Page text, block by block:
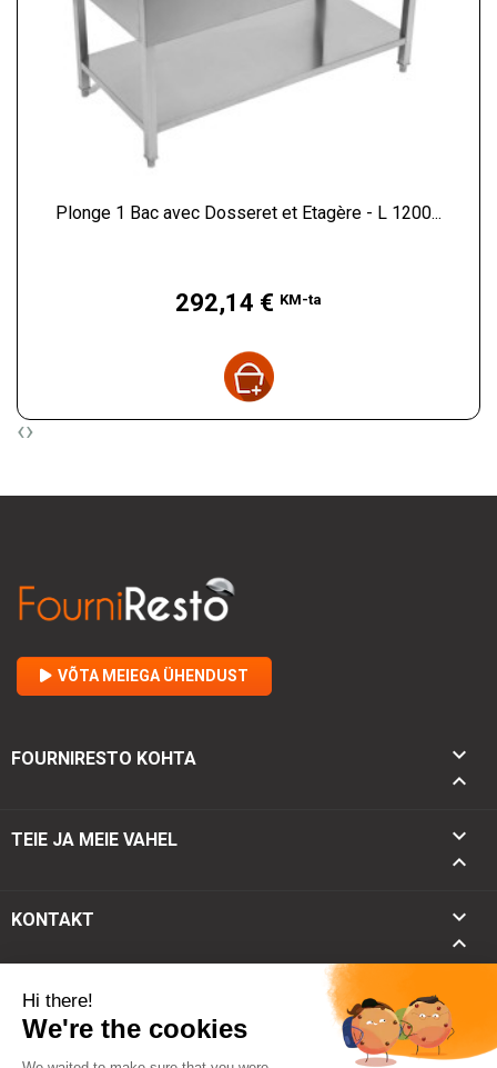
Plonge 1 Bac avec Dosseret et Etagère - L 1200...
292,14 € KM-ta
‹›
VÕTA MEIEGA ÜHENDUST
FOURNIRESTO KOHTA


TEIE JA MEIE VAHEL


KONTAKT
keyboard_arrow_down
keyboard_arrow_up